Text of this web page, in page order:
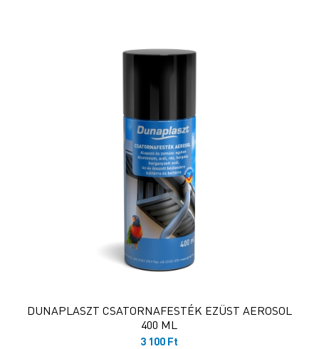
DUNAPLASZT CSATORNAFESTÉK EZÜST AEROSOL
400 ML
3 100 Ft